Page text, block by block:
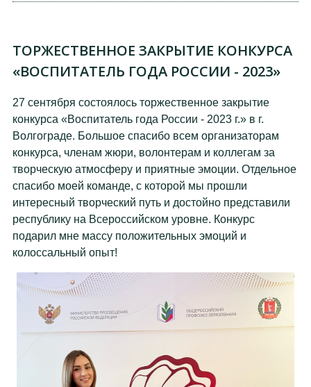
ТОРЖЕСТВЕННОЕ ЗАКРЫТИЕ КОНКУРСА
«ВОСПИТАТЕЛЬ ГОДА РОССИИ - 2023»
27 сентября состоялось торжественное закрытие
конкурса «Воспитатель года России - 2023 г.» в г.
Волгограде. Большое спасибо всем организаторам
конкурса, членам жюри, волонтерам и коллегам за
творческую атмосферу и приятные эмоции. Отдельное
спасибо моей команде, с которой мы прошли
интересный творческий путь и достойно представили
республику на Всероссийском уровне. Конкурс
подарил мне массу положительных эмоций и
колоссальный опыт!